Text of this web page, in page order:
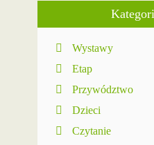
Wystawy
Etap
Przywództwo
Dzieci
Czytanie